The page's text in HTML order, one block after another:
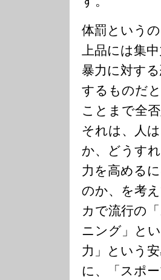
体罰という
上品には集
暴力に対す
するものだ
ことまで全
それは、人
か、どうす
力を高める
のか、を考
カで流行の
ニング」と
力」という
に、「スポ